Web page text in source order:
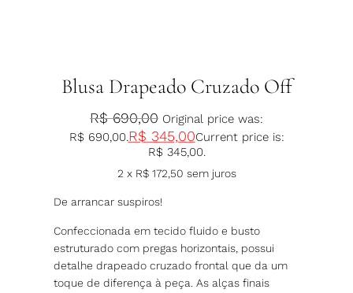
Blusa Drapeado Cruzado Off
R$690,00 Original price was:
R$ 690,00.R$ 345,00Current price is:
R$ 345,00.
2 x R$172,50 sem juros
De arrancar suspiros!
Confeccionada em tecido fluido e busto
estruturado com pregas horizontais, possui
detalhe drapeado cruzado frontal que da um
toque de diferença à peça. As alças finais